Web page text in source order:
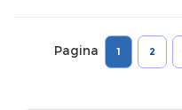
Pagina 1 2